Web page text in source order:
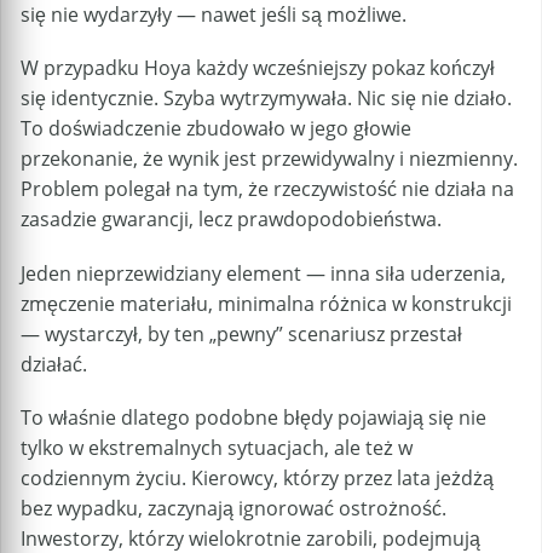
się nie wydarzyły — nawet jeśli są możliwe.
W przypadku Hoya każdy wcześniejszy pokaz kończył
się identycznie. Szyba wytrzymywała. Nic się nie działo.
To doświadczenie zbudowało w jego głowie
przekonanie, że wynik jest przewidywalny i niezmienny.
Problem polegał na tym, że rzeczywistość nie działa na
zasadzie gwarancji, lecz prawdopodobieństwa.
Jeden nieprzewidziany element — inna siła uderzenia,
zmęczenie materiału, minimalna różnica w konstrukcji
— wystarczył, by ten „pewny” scenariusz przestał
działać.
To właśnie dlatego podobne błędy pojawiają się nie
tylko w ekstremalnych sytuacjach, ale też w
codziennym życiu. Kierowcy, którzy przez lata jeżdżą
bez wypadku, zaczynają ignorować ostrożność.
Inwestorzy, którzy wielokrotnie zarobili, podejmują